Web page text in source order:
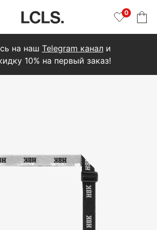
0
на наш Telegram канал и
10% на первый заказ!